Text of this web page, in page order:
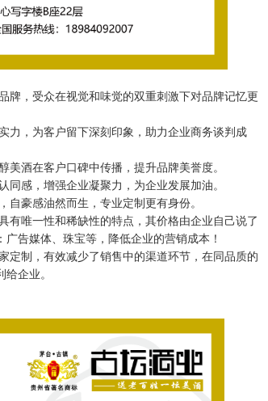
牌，受众在视觉和味觉的双重刺激下对品牌记忆更
力，为客户留下深刻印象，助力企业商务谈判成
酒在客户口碑中传播，提升品牌美誉度。
感，增强企业凝聚力，为企业发展加油。
豪感油然而生，专业定制更有身份。
有唯一性和稀缺性的特点，其价格由企业自己说了
告媒体、珠宝等，降低企业的营销成本！
定制，有效减少了销售中的渠道环节，在同品质的
企业。